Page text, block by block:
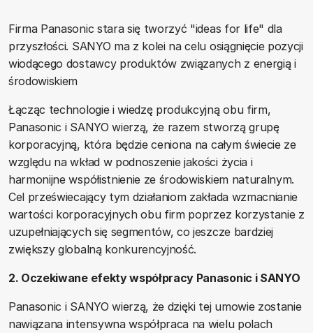
Firma Panasonic stara się tworzyć "ideas for life" dla
przyszłości. SANYO ma z kolei na celu osiągnięcie pozycji
wiodącego dostawcy produktów związanych z energią i
środowiskiem
Łącząc technologie i wiedzę produkcyjną obu firm,
Panasonic i SANYO wierzą, że razem stworzą grupę
korporacyjną, która będzie ceniona na całym świecie ze
względu na wkład w podnoszenie jakości życia i
harmonijne współistnienie ze środowiskiem naturalnym.
Cel przeświecający tym działaniom zakłada wzmacnianie
wartości korporacyjnych obu firm poprzez korzystanie z
uzupełniających się segmentów, co jeszcze bardziej
zwiększy globalną konkurencyjność.
2. Oczekiwane efekty współpracy Panasonic i SANYO
Panasonic i SANYO wierzą, że dzięki tej umowie zostanie
nawiązana intensywna współpraca na wielu polach